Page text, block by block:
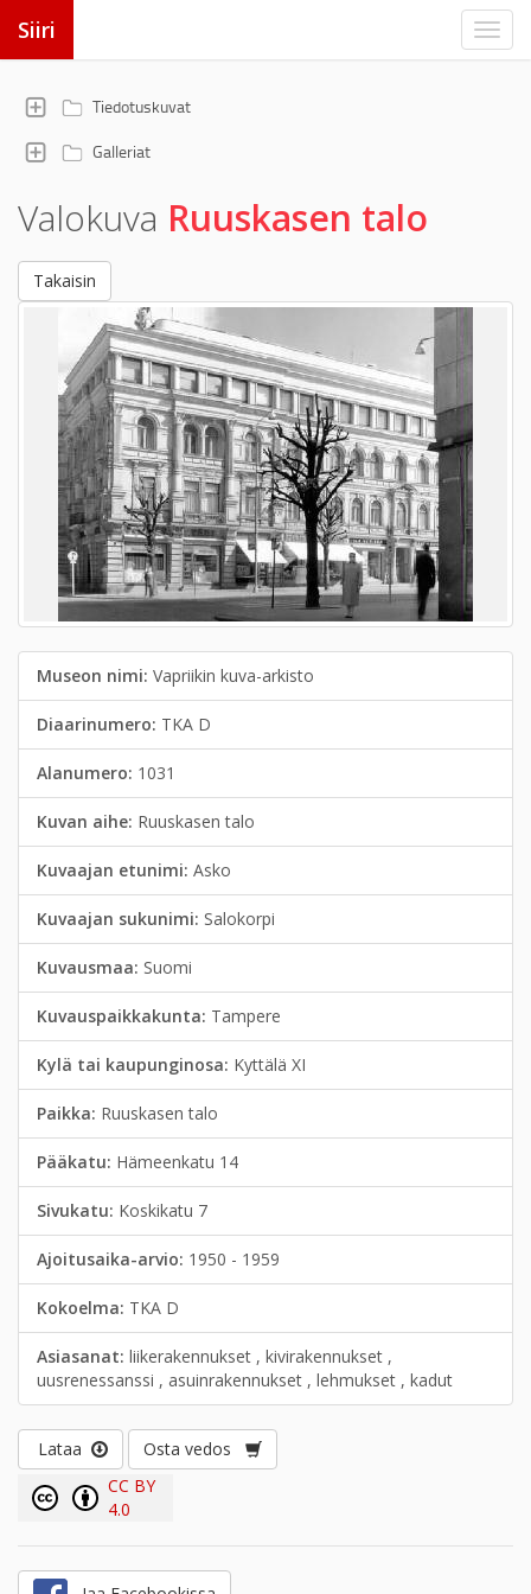
Siiri
Tiedotuskuvat
Galleriat
Valokuva Ruuskasen talo
Takaisin
Museon nimi: Vapriikin kuva-arkisto
Diaarinumero: TKA D
Alanumero: 1031
Kuvan aihe: Ruuskasen talo
Kuvaajan etunimi: Asko
Kuvaajan sukunimi: Salokorpi
Kuvausmaa: Suomi
Kuvauspaikkakunta: Tampere
Kylä tai kaupunginosa: Kyttälä XI
Paikka: Ruuskasen talo
Pääkatu: Hämeenkatu 14
Sivukatu: Koskikatu 7
Ajoitusaika-arvio: 1950 - 1959
Kokoelma: TKA D
Asiasanat: liikerakennukset , kivirakennukset ,
uusrenessanssi , asuinrakennukset , lehmukset , kadut
Lataa
Osta vedos
CC BY
4.0